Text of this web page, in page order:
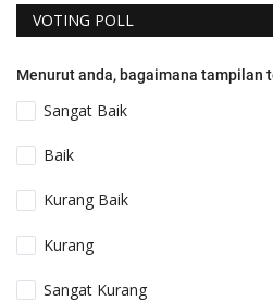
VOTING POLL
Menurut anda, bagaimana tampilan
Sangat Baik
Baik
Kurang Baik
Kurang
Sangat Kurang